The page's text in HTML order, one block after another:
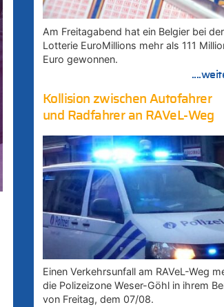
Am Freitagabend hat ein Belgier bei der
Lotterie EuroMillions mehr als 111
Euro gewonnen.
Kollision zwischen Autofahrer
und Radfahrer an RAVeL-Weg
Einen Verkehrsunfall am RAVeL-Weg
die Polizeizone Weser-Göhl in ihrem
von Freitag, dem 07/08.